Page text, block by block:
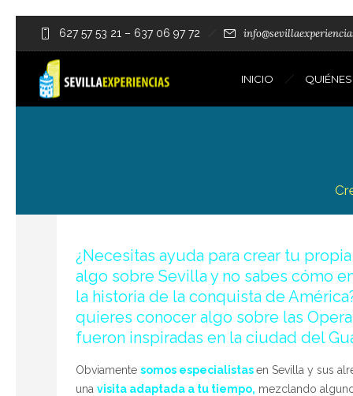
627 57 53 21 – 637 06 97 72
INICIO
¿Necesitas ayuda para crear tu
algo sobre Sevilla y no sabes cómo
la historia de la conquista de
quieres conocer algo sobre las
fueron inspiradas en la ciudad del
Obviamente somos especialistasen Sevilla y sus
una visita adaptada a tu tiempo, mezclando